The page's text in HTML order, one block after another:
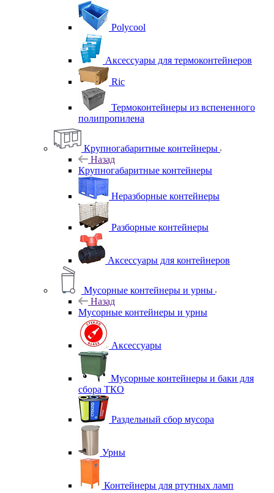
Polycool
Аксессуары для термоконтейнеров
Ric
Термоконтейнеры из вспененного
полипропилена
Крупногабаритные контейнеры
Назад
Крупногабаритные контейнеры
Неразборные контейнеры
Разборные контейнеры
Аксессуары для контейнеров
Мусорные контейнеры и урны
Назад
Мусорные контейнеры и урны
Аксессуары
Мусорные контейнеры и баки для
сбора ТКО
Раздельный сбор мусора
Урны
Контейнеры для ртутных ламп